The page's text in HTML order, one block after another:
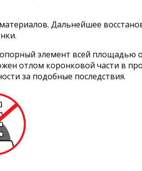
Дальнейшее
элемент всей площадью
отлом коронковой части в
за подобные последствия.